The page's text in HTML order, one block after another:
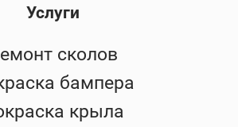
Услуги
сколов
бампера
крыла